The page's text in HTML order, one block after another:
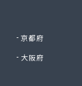
京都府
大阪府